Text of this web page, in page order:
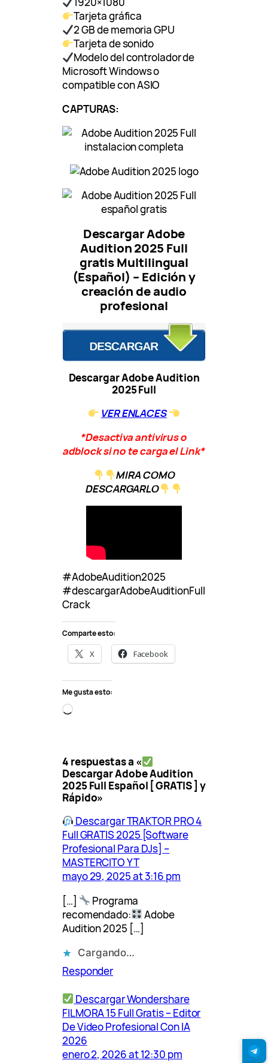
Tarjeta gráfica
2 GB de memoria GPU
Tarjeta de sonido
Modelo del controlador de
Microsoft Windows o
compatible con ASIO
CAPTURAS:
Descargar Adobe
Audition 2025 Full
gratis Multilingual
(Español) – Edición y
creación de audio
profesional
Descargar Adobe Audition
2025 Full
VER ENLACES
*Desactiva antivirus o
adblock si no te carga el Link*
MIRA COMO
DESCARGARLO
#AdobeAudition2025
#descargarAdobeAuditionFull
Crack
Comparte esto:
X Facebook
Me gusta esto:
C
a
n
d
o
…
4 respuestas a «
Descargar Adobe Audition
2025 Full Español [ GRATIS ] y
Rápido»
Descargar TRAKTOR PRO 4
Full GRATIS 2025 [Software
Profesional Para DJs] –
MASTERCITO YT
mayo 29, 2025 at 3:16 pm
[…]
Programa
recomendado:
Adobe
Audition 2025 […]
Cargando…
Responder
Descargar Wondershare
FILMORA 15 Full Gratis – Editor
De Video Profesional Con IA
2026
enero 2, 2026 at 12:30 pm